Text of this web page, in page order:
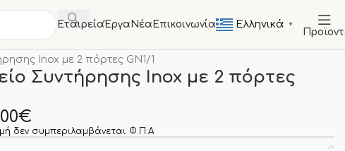
Εταιρεία Έργα Νέα Επικοινωνία Ελληνικά ▼
Inox με 2 πόρτες GN1/1
Συντήρησης Inox με 2 πόρτες
€
δεν συμπεριλαμβάνεται Φ.Π.Α